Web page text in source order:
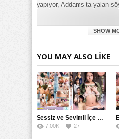
yapıyor, Addams’ta yalan
Genel,
Seksi Yılın Kadını Oğlunun
Orta Yaşlı Büyük Yarağını Emiyor
Oğlunun Arkadaşını Sonra
Yarağını Emiyor porno izle,Seksi
Arkadaşını Sonra Hipnotize
Emiyor türkçe altyazılı izle
SHOW
YOU MAY ALSO LIKE
Sessiz ve Sevimli İçe Dönükler İçin Kremalı Pastalar: 后藤えmi ve KTRA’nın Özel Tarifesi
7.00K 27